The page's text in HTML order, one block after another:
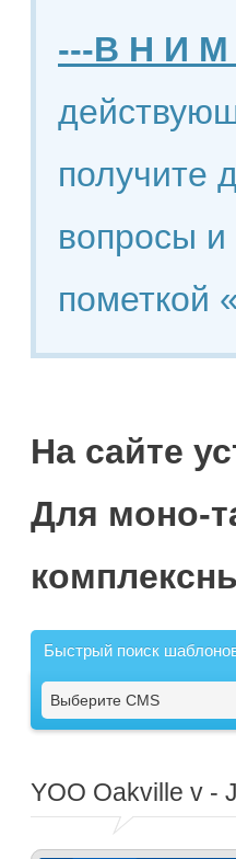
---В Н И
получите
вопросы
На сайте
Для моно-
Быстрый поиск
Выберите CMS
YOO Oakville v -